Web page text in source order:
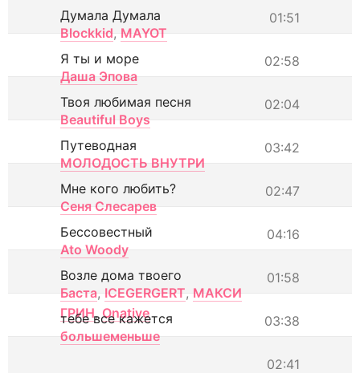
01:51
Думала Думала
Blockkid, MAYOT
02:58
Я ты и море
Даша Эпова
02:04
Твоя любимая песня
Beautiful Boys
03:42
Путеводная
МОЛОДОСТЬ ВНУТРИ
02:47
Мне кого любить?
Сеня Слесарев
04:16
Бессовестный
Ato Woody
01:58
Возле дома твоего
Баста, ICEGERGERT, МАКСИ
ГРИН, Onative 03:38
тебе все кажется
большеменьше
02:41